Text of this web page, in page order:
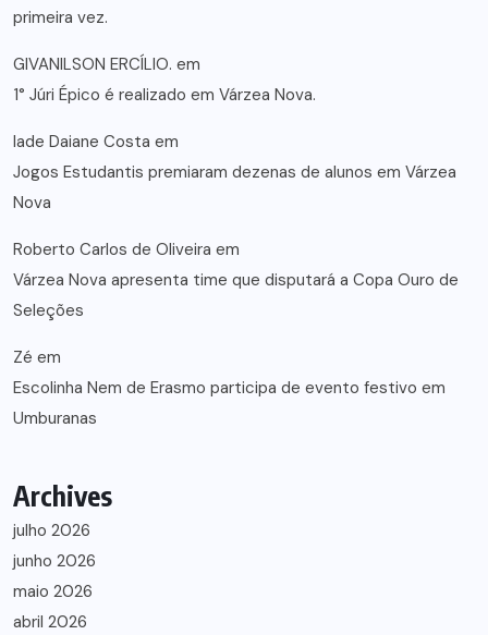
primeira vez.
GIVANILSON ERCÍLIO. em
1° Júri Épico é realizado em Várzea Nova.
lade Daiane Costa em
Jogos Estudantis premiaram dezenas de alunos em Várzea
Nova
Roberto Carlos de Oliveira em
Várzea Nova apresenta time que disputará a Copa Ouro de
Seleções
Zé em
Escolinha Nem de Erasmo participa de evento festivo em
Umburanas
Archives
julho 2026
junho 2026
maio 2026
abril 2026